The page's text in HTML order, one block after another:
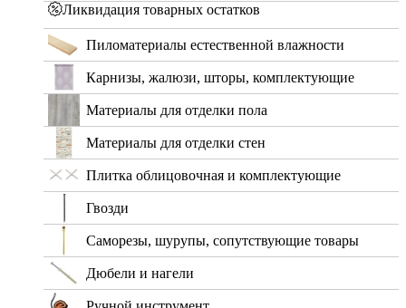
Ликвидация товарных остатков
Пиломатериалы естественной влажности
Карнизы, жалюзи, шторы, комплектующие
Материалы для отделки пола
Материалы для отделки стен
Плитка облицовочная и комплектующие
Гвозди
Саморезы, шурупы, сопутствующие товары
Дюбели и нагели